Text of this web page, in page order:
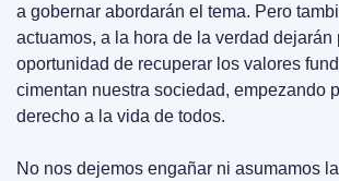
a gobernar abordarán el tema. Pero
actuamos, a la hora de la verdad dejarán
oportunidad de recuperar los valores
cimentan nuestra sociedad, empezando
derecho a la vida de todos.
No nos dejemos engañar ni asumamos